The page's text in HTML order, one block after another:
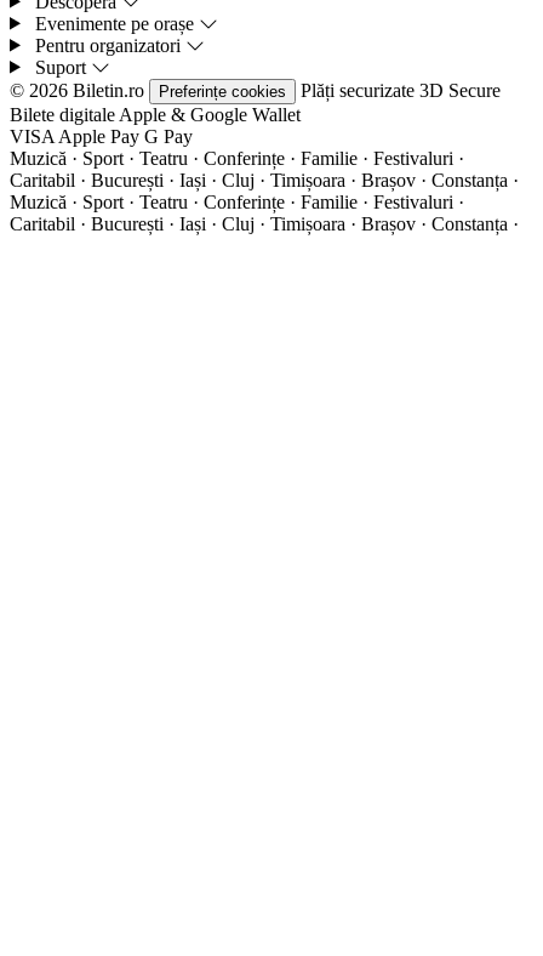
Evenimente pe orașe
Pentru organizatori
Suport
© 2026 Biletin.ro
Preferințe cookies Plăți securizate 3D Secure
Bilete digitale Apple & Google Wallet
VISA Apple Pay G Pay
Muzică · Sport · Teatru · Conferințe · Familie · Festivaluri ·
Caritabil · București · Iași · Cluj · Timișoara · Brașov · Constanța ·
Muzică · Sport · Teatru · Conferințe · Familie · Festivaluri ·
Caritabil · București · Iași · Cluj · Timișoara · Brașov · Constanța ·